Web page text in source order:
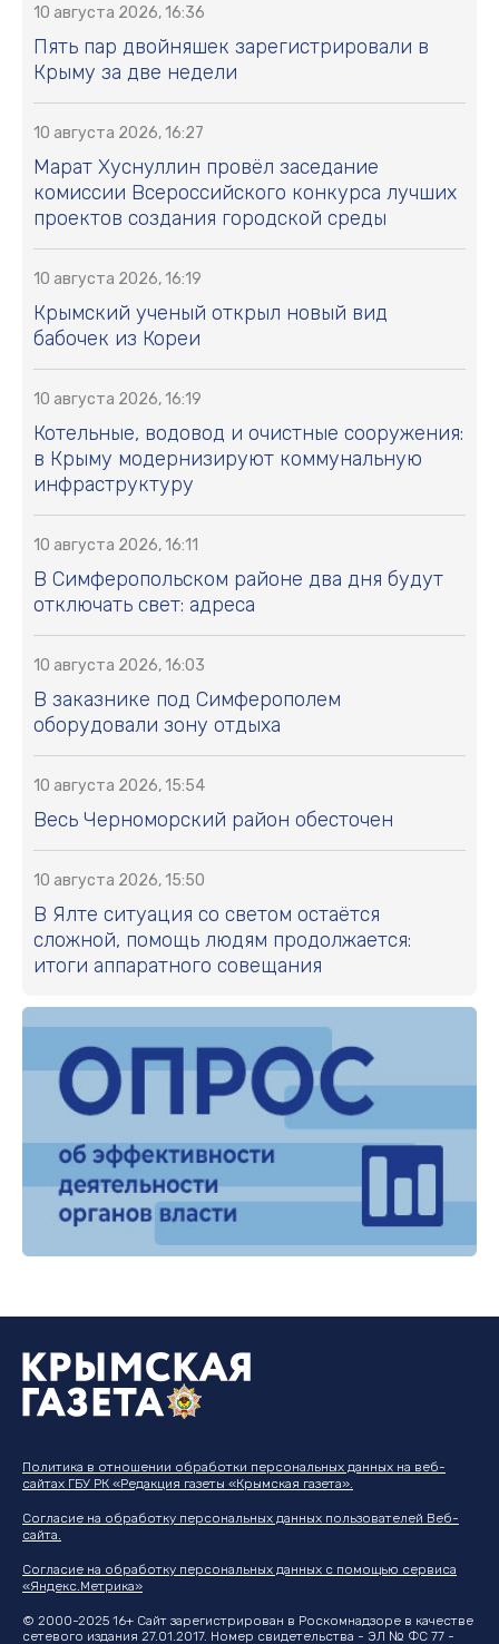
10 августа 2026, 16:36
Пять пар двойняшек зарегистрировали в
Крыму за две недели
10 августа 2026, 16:27
Марат Хуснуллин провёл заседание
комиссии Всероссийского конкурса лучших
проектов создания городской среды
10 августа 2026, 16:19
Крымский ученый открыл новый вид
бабочек из Кореи
10 августа 2026, 16:19
Котельные, водовод и очистные сооружения:
в Крыму модернизируют коммунальную
инфраструктуру
10 августа 2026, 16:11
В Симферопольском районе два дня будут
отключать свет: адреса
10 августа 2026, 16:03
В заказнике под Симферополем
оборудовали зону отдыха
10 августа 2026, 15:54
Весь Черноморский район обесточен
10 августа 2026, 15:50
В Ялте ситуация со светом остаётся
сложной, помощь людям продолжается:
итоги аппаратного совещания
Политика в отношении обработки персональных данных на веб-
сайтах ГБУ РК «Редакция газеты «Крымская газета».
Согласие на обработку персональных данных пользователей Веб-
сайта.
Согласие на обработку персональных данных с помощью сервиса
«Яндекс.Метрика»
© 2000-2025 16+ Сайт зарегистрирован в Роскомнадзоре в качестве
сетевого издания 27.01.2017. Номер свидетельства - ЭЛ № ФС 77 -